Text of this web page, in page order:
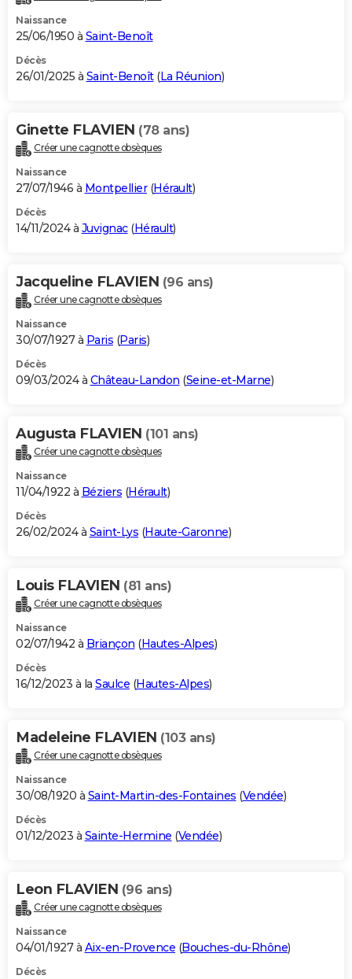
Naissance
25/06/1950 à Saint-Benoît
Décès
26/01/2025 à Saint-Benoît(La Réunion)
Ginette FLAVIEN (78 ans)
Créer une cagnotte obsèques
Naissance
27/07/1946 à Montpellier(Hérault)
Décès
14/11/2024 à Juvignac(Hérault)
Jacqueline FLAVIEN (96 ans)
Créer une cagnotte obsèques
Naissance
30/07/1927 à Paris (Paris)
Décès
09/03/2024 à Château-Landon (Seine-et-Marne)
Augusta FLAVIEN (101 ans)
Créer une cagnotte obsèques
Naissance
11/04/1922 à Béziers (Hérault)
Décès
26/02/2024 à Saint-Lys (Haute-Garonne)
Louis FLAVIEN (81 ans)
Créer une cagnotte obsèques
Naissance
02/07/1942 à Briançon (Hautes-Alpes)
Décès
16/12/2023 à la Saulce (Hautes-Alpes)
Madeleine FLAVIEN (103 ans)
Créer une cagnotte obsèques
Naissance
30/08/1920 à Saint-Martin-des-Fontaines (Vendée)
Décès
01/12/2023 à Sainte-Hermine (Vendée)
Leon FLAVIEN (96 ans)
Créer une cagnotte obsèques
Naissance
04/01/1927 à Aix-en-Provence (Bouches-du-Rhône)
Décès